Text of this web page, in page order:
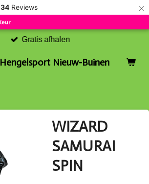
34 Reviews ×
Hengelsport Nieuw-Buinen
Gratis afhalen
WIZARD
SAMURAI
SPIN